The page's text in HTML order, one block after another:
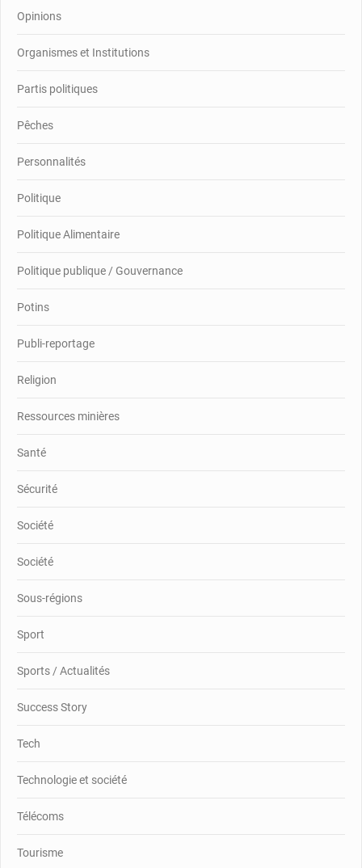
Opinions
Organismes et Institutions
Partis politiques
Pêches
Personnalités
Politique
Politique Alimentaire
Politique publique / Gouvernance
Potins
Publi-reportage
Religion
Ressources minières
Santé
Sécurité
Société
Société
Sous-régions
Sport
Sports / Actualités
Success Story
Tech
Technologie et société
Télécoms
Tourisme